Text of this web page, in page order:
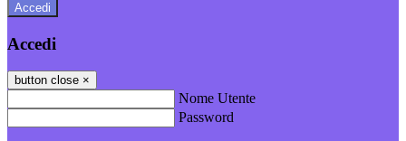
Accedi
Accedi
button close ×
Nome Utente
Password